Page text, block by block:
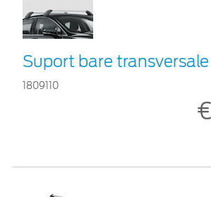
Suport bare transversale
1809110